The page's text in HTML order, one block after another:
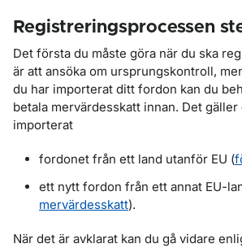
Registreringsprocessen
Det första du måste göra när du ska
är att ansöka om ursprungskontroll,
du har importerat ditt fordon kan du
betala mervärdesskatt innan. Det gäller
importerat
fordonet från ett land utanför EU (
ett nytt fordon från ett annat EU-
mervärdesskatt).
När det är avklarat kan du gå vidare